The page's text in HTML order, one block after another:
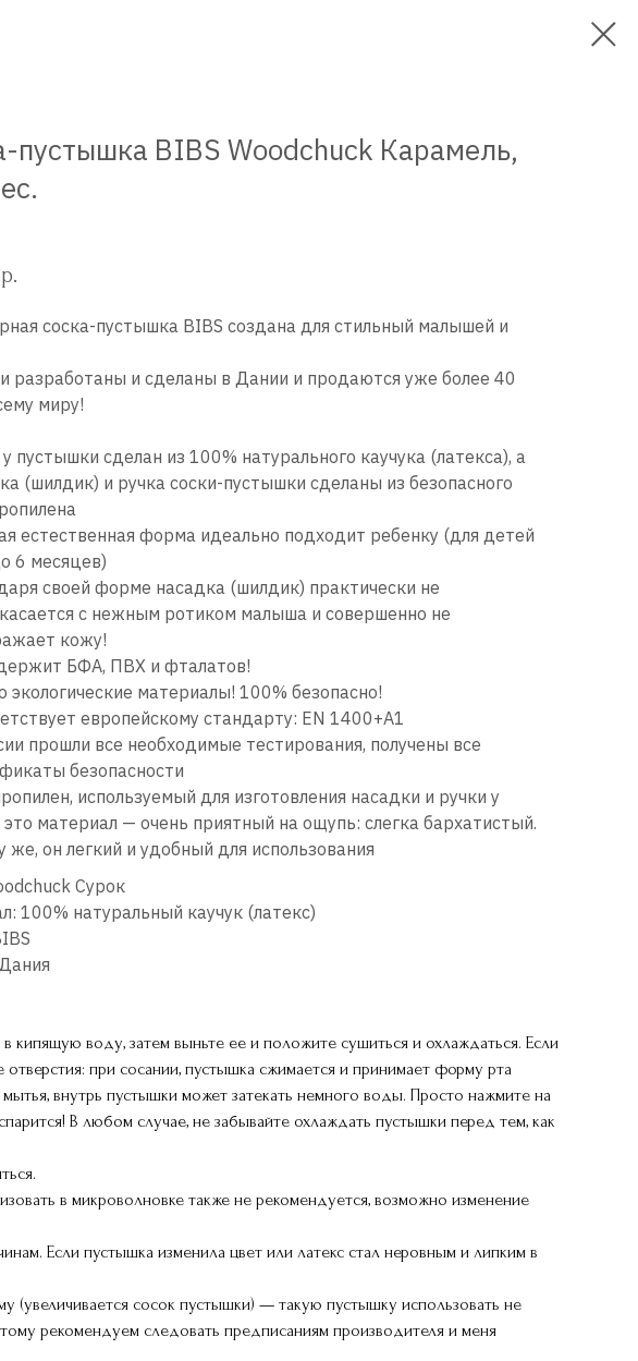
пустышка BIBS Woodchuck Карамель,
р.
соска-пустышка BIBS создана для стильный малышей и
разработаны и сделаны в Дании и продаются уже более 40
миру!
пустышки сделан из 100% натурального каучука (латекса), а
(шилдик) и ручка соски-пустышки сделаны из безопасного
естественная форма идеально подходит ребенку (для детей
6 месяцев)
своей форме насадка (шилдик) практически не
с нежным ротиком малыша и совершенно не
кожу!
БФА, ПВХ и фталатов!
экологические материалы! 100% безопасно!
европейскому стандарту: EN 1400+A1
прошли все необходимые тестирования, получены все
безопасности
используемый для изготовления насадки и ручки у
это материал — очень приятный на ощупь: слегка бархатистый.
же, он легкий и удобный для использования
Сурок
100% натуральный каучук (латекс)
воду, затем выньте ее и положите сушиться и охлаждаться. Если
при сосании, пустышка сжимается и принимает форму рта
внутрь пустышки может затекать немного воды. Просто нажмите на
В любом случае, не забывайте охлаждать пустышки перед тем, как
в микроволновке также не рекомендуется, возможно изменение
Если пустышка изменила цвет или латекс стал неровным и липким в
(увеличивается сосок пустышки) — такую пустышку использовать не
рекомендуем следовать предписаниям производителя и меня